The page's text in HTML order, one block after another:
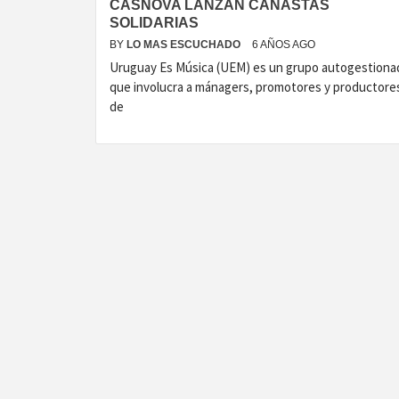
CASNOVA LANZAN CANASTAS
SOLIDARIAS
BY LO MAS ESCUCHADO 6 AÑOS AGO
Uruguay Es Música (UEM) es un grupo
que involucra a mánagers, promotores y
de